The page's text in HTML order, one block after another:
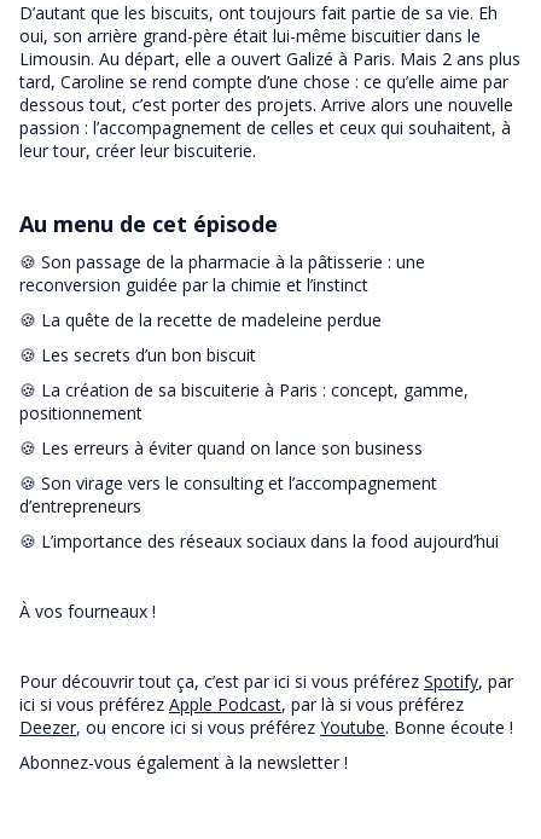
D’autant que les biscuits, ont toujours fait partie de sa vie. Eh
oui, son arrière grand-père était lui-même biscuitier dans le
Limousin. Au départ, elle a ouvert Galizé à Paris. Mais 2 ans plus
tard, Caroline se rend compte d’une chose : ce qu’elle aime par
dessous tout, c’est porter des projets. Arrive alors une nouvelle
passion : l’accompagnement de celles et ceux qui souhaitent, à
leur tour, créer leur biscuiterie.
Au menu de cet épisode
🍪 Son passage de la pharmacie à la pâtisserie : une
reconversion guidée par la chimie et l’instinct
🍪 La quête de la recette de madeleine perdue
🍪 Les secrets d’un bon biscuit
🍪 La création de sa biscuiterie à Paris : concept, gamme,
positionnement
🍪 Les erreurs à éviter quand on lance son business
🍪 Son virage vers le consulting et l’accompagnement
d’entrepreneurs
🍪 L’importance des réseaux sociaux dans la food aujourd’hui
À vos fourneaux !
Pour découvrir tout ça, c’est par ici si vous préférez Spotify, par
ici si vous préférez Apple Podcast, par là si vous préférez
Deezer, ou encore ici si vous préférez Youtube. Bonne écoute !
Abonnez-vous également à la newsletter !